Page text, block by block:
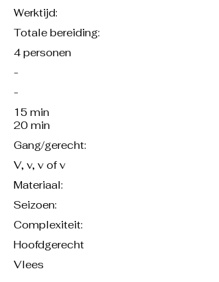
Werktijd:
Totale bereiding:
4 personen
-
-
15 min
20 min
Gang/gerecht:
V, v, v of v
Materiaal:
Seizoen:
Complexiteit:
Hoofdgerecht
Vlees